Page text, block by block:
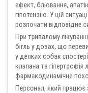
ефект, блювання,
гіпотензію. У цій
розпочати відповідне
При тривалому
бігль у дозах, що
у деяких собак
клапана та
фармакодинамічне
Персонал, який працює